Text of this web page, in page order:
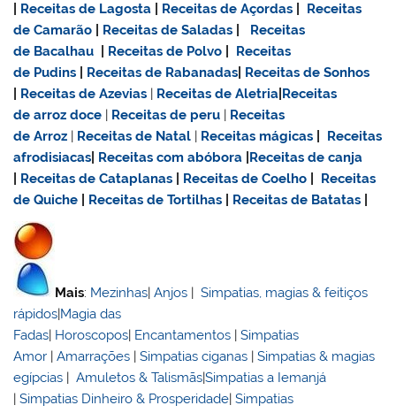
Receitas de Lagosta Receitas de Açordas
Receitas
de Camarão
Receitas de Saladas
Receitas
de Bacalhau
Receitas de Polvo
Receitas
de Pudins
Receitas de Rabanadas
Receitas de Sonhos
Receitas de Azevias Receitas de Aletria Receitas
dearroz doce Receitas de peru
Receitas
de Arroz
Receitas de Natal Receitas mágicas
Receitas
afrodisiacas
Receitas com abóbora
Receitas de canja
Receitas de Cataplanas Receitas de Coelho
Receitas
de Quiche
Receitas de Tortilhas Receitas de Batatas
Mais: Mezinhas|Anjos |Simpatias, magias & feitiços
rápidos|Magia das
Fadas| Horoscopos| Encantamentos |Simpatias
Amor |Amarrações |Simpatias ciganas |Simpatias & magias
egípcias |Amuletos & Talismãs|Simpatias a Iemanjá
|Simpatias Dinheiro & Prosperidade|Simpatias